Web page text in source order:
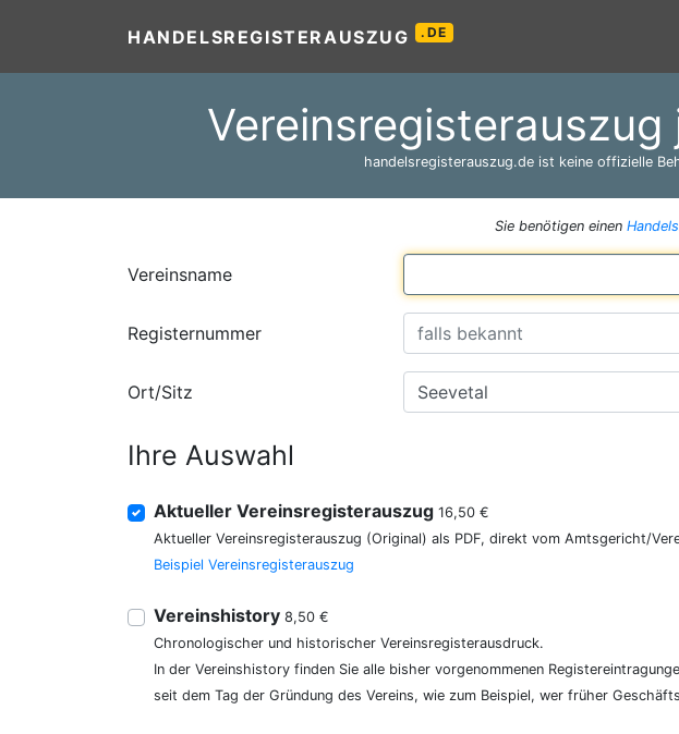
HANDELSREGISTERAUSZUG .DE
handelsregisterauszug.de ist keine offizielle
Sie benötigen einen
Vereinsname
Registernummer
Ort/Sitz
Ihre Auswahl
Aktueller Vereinsregisterauszug 16,50 €
Aktueller Vereinsregisterauszug (Original) als PDF, direkt vom Amtsgericht/
Beispiel Vereinsregisterauszug
Vereinshistory 8,50 €
Chronologischer und historischer Vereinsregisterausdruck.
In der Vereinshistory finden Sie alle bisher vorgenommenen
seit dem Tag der Gründung des Vereins, wie zum Beispiel, wer früher